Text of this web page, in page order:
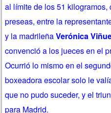
al límite de los 51
preseas, entre la
y la madrileñaVerónica
convenció a los jueces en el
Ocurrió lo mismo en el
boxeadora escolar solo le
que no pudo suceder, y el
para Madrid.